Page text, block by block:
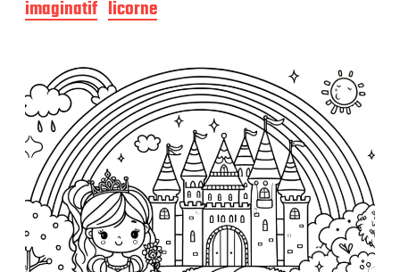
d
e
l
i
c
a
t
o
n
imaginatif licorne